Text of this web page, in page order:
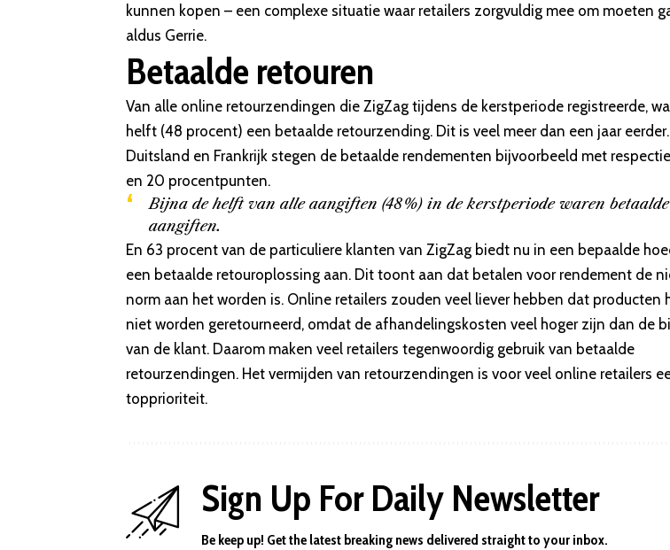
kunnen kopen – een complexe situatie waar retailers zorgvuldig mee om moeten
aldus Gerrie.
Betaalde retouren
Van alle online retourzendingen die ZigZag tijdens de kerstperiode registreerde,
helft (48 procent) een betaalde retourzending. Dit is veel meer dan een jaar
Duitsland en Frankrijk stegen de betaalde rendementen bijvoorbeeld met
en 20 procentpunten.
Bijna de helft van alle aangiften (48%) in de kerstperiode waren betaalde
aangiften.
En 63 procent van de particuliere klanten van ZigZag biedt nu in een bepaalde
een betaalde retouroplossing aan. Dit toont aan dat betalen voor rendement de
norm aan het worden is. Online retailers zouden veel liever hebben dat producten
niet worden geretourneerd, omdat de afhandelingskosten veel hoger zijn dan de
van de klant. Daarom maken veel retailers tegenwoordig gebruik van betaalde
retourzendingen. Het vermijden van retourzendingen is voor veel online retailers
topprioriteit.
Sign Up For Daily Newsletter
Be keep up! Get the latest breaking news delivered straight to your inbox.